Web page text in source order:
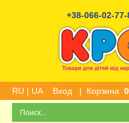
+38-066-02-77-
RU | UA Вход | Корзина